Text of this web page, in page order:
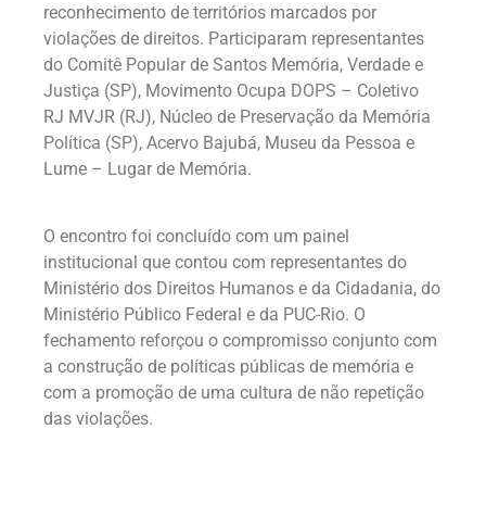
reconhecimento de territórios marcados por
violações de direitos. Participaram representantes
do Comitê Popular de Santos Memória, Verdade e
Justiça (SP), Movimento Ocupa DOPS – Coletivo
RJ MVJR (RJ), Núcleo de Preservação da Memória
Política (SP), Acervo Bajubá, Museu da Pessoa e
Lume – Lugar de Memória.
O encontro foi concluído com um painel
institucional que contou com representantes do
Ministério dos Direitos Humanos e da Cidadania, do
Ministério Público Federal e da PUC-Rio. O
fechamento reforçou o compromisso conjunto com
a construção de políticas públicas de memória e
com a promoção de uma cultura de não repetição
das violações.